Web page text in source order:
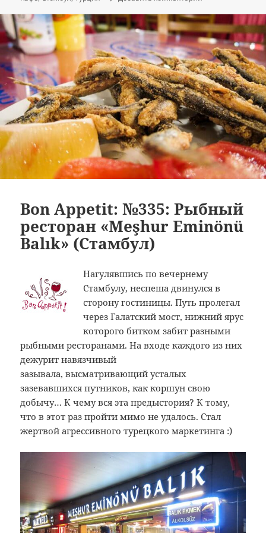
Bon Appetit: №335: Рыбный
ресторан «Meşhur Eminönü
Balık» (Стамбул)
Нагулявшись по вечернему
Стамбулу, неспеша двинулся в
сторону гостиницы. Путь пролегал
через Галатский мост, нижний ярус
которого битком забит разными
рыбными ресторанами. На входе каждого из них
дежурит навязчивый
зазывала, высматривающий усталых
зазевавшихся путников, как коршун свою
добычу… К чему вся эта предыстория? К тому,
что в этот раз пройти мимо не удалось. Стал
жертвой агрессивного турецкого маркетинга :)